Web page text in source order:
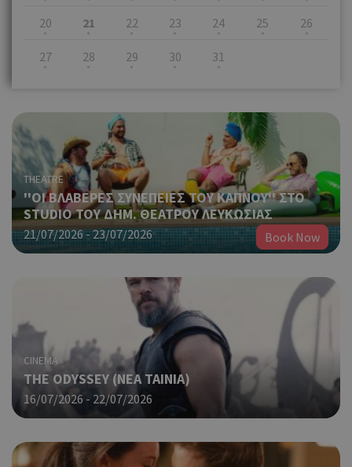
20 21 22 23 24 25 26
27 28 29 30 31
THEATRE
''ΟΙ ΒΛΑΒΕΡΕΣ ΣΥΝΕΠΕΙΕΣ ΤΟΥ ΚΑΠΝΟΥ'' ΣΤΟ
STUDIO ΤΟΥ ΔΗΜ. ΘΕΑΤΡΟΥ ΛΕΥΚΩΣΙΑΣ
21/07/2026 - 23/07/2026 Book Now
CINEMA
THE ODYSSEY (NΕΑ ΤΑΙΝΙΑ)
16/07/2026 - 22/07/2026